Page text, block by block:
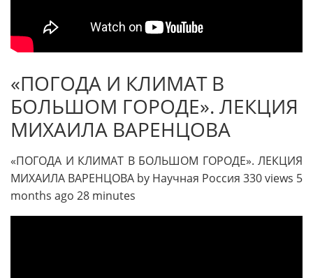
«ПОГОДА И КЛИМАТ В
БОЛЬШОМ ГОРОДЕ». ЛЕКЦИЯ
МИХАИЛА ВАРЕНЦОВА
«ПОГОДА И КЛИМАТ В БОЛЬШОМ ГОРОДЕ». ЛЕКЦИЯ
МИХАИЛА ВАРЕНЦОВА by Научная Россия 330 views 5
months ago 28 minutes